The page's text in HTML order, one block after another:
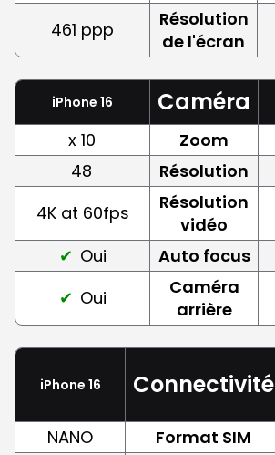
461 ppp
Résolution
de l'écran
iPhone 16 Caméra
x 10 Zoom
48
Résolution
4K at 60fps
Résolution
vidéo
Oui
Auto focus
Oui
Caméra
arrière
iPhone 16 Connectivité
NANO Format SIM